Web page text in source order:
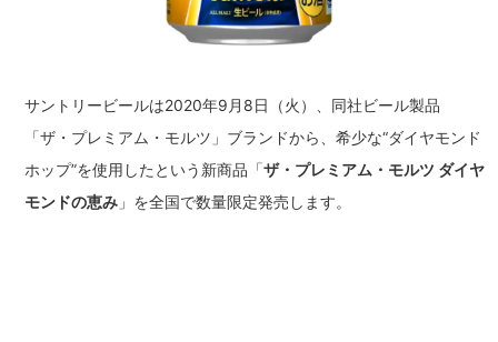
サントリービールは2020年9月8日（火）、同社ビール製品
「ザ・プレミアム・モルツ」ブランドから、希少な“ダイヤモンド
ホップ”を使用したという新商品「ザ・プレミアム・モルツ ダイヤ
モンドの恵み 」を全国で数量限定発売します。